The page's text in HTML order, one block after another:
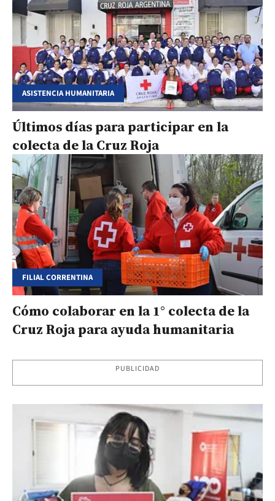
ASISTENCIA HUMANITARIA
Últimos días para participar en la
colecta de la Cruz Roja
FILIAL CORRENTINA
Cómo colaborar en la 1° colecta de la
Cruz Roja para ayuda humanitaria
PUBLICIDAD